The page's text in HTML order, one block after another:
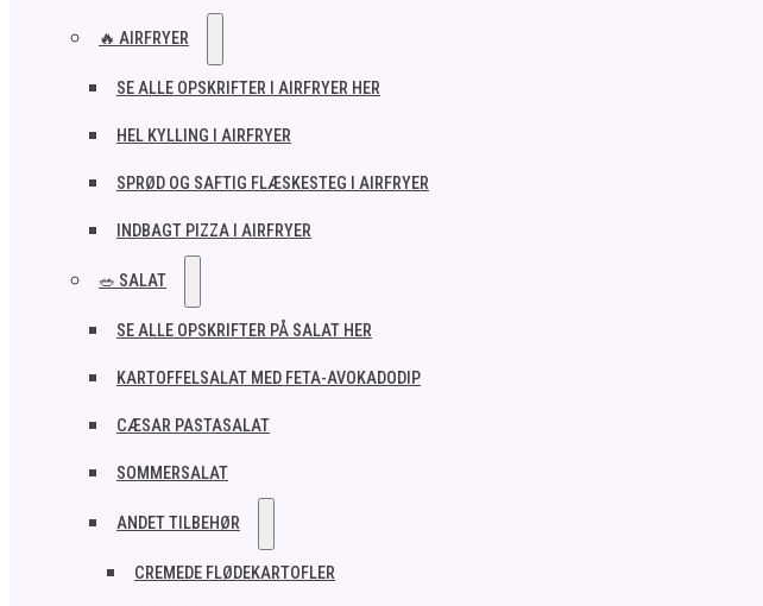
🔥 AIRFRYER
SE ALLE OPSKRIFTER I AIRFRYER HER
HEL KYLLING I AIRFRYER
SPRØD OG SAFTIG FLÆSKESTEG I AIRFRYER
INDBAGT PIZZA I AIRFRYER
🥗 SALAT
SE ALLE OPSKRIFTER PÅ SALAT HER
KARTOFFELSALAT MED FETA-AVOKADODIP
CÆSAR PASTASALAT
SOMMERSALAT
ANDET TILBEHØR
CREMEDE FLØDEKARTOFLER